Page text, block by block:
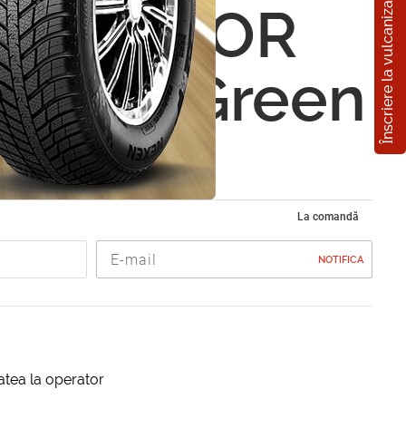
Înscriere la vulcanizare
DRY Green
La comandă
NOTIFICA
la operator